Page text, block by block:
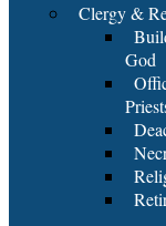
Clergy &
God